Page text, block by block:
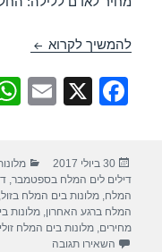
להמשיך לקרוא חופשה
F
e
b
o
X
E
פורסם
בתאריך
30 ביולי 2017
דילים לים המלח בספטמבר,
המלח,מלונות בים המלח בזול
המלח ברגע האחרון,מלונות
מחירים,מלונות בים המלח
השאירו תגובה